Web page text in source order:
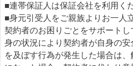
■連帯保証人は保証会社を利用く
■身元引受人をご親族よりお一人
契約者のお困りごとをサポート
身の状況により契約者が自身の
を及ぼす行為が発生した場合は